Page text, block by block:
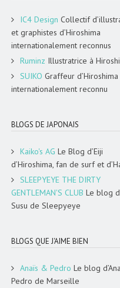
IC4 Design Collectif
et graphistes d’Hiroshima
internationalement reconnus
Ruminz Illustratrice à
SUIKO Graffeur d’Hiroshima
internationalement reconnu
BLOGS DE JAPONAIS
Kaiko's AG Le Blog d’Eiji
d’Hiroshima, fan de surf et
SLEEPYEYE THE DIRTY
GENTLEMAN'S CLUB Le blog
Susu de Sleepyeye
BLOGS QUE J'AIME BIEN
Anaïs & Pedro Le blog
Pedro de Marseille